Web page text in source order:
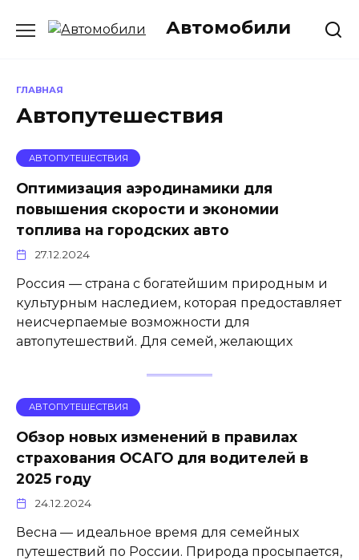
Автомобили
ГЛАВНАЯ
Автопутешествия
АВТОПУТЕШЕСТВИЯ
Оптимизация аэродинамики для
повышения скорости и экономии
топлива на городских авто
27.12.2024
Россия — страна с богатейшим природным и
культурным наследием, которая предоставляет
неисчерпаемые возможности для
автопутешествий. Для семей, желающих
АВТОПУТЕШЕСТВИЯ
Обзор новых изменений в правилах
страхования ОСАГО для водителей в
2025 году
24.12.2024
Весна — идеальное время для семейных
путешествий по России. Природа просыпается,